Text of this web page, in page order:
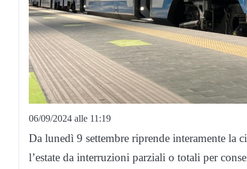
06/09/2024 alle 11:19
Da lunedì 9 settembre riprende interamente la
l’estate da interruzioni parziali o totali per